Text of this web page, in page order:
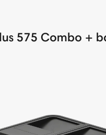
575 Combo +